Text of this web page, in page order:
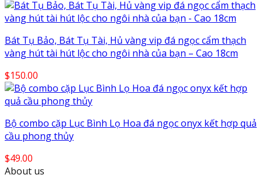
Bát Tụ Bảo, Bát Tụ Tài, Hủ vàng vip đá ngọc cẩm thạch
vàng hút tài hút lộc cho ngôi nhà của bạn – Cao 18cm
$150.00
Bộ combo cặp Lục Bình Lọ Hoa đá ngọc onyx kết hợp quả
cầu phong thủy
$49.00
About us